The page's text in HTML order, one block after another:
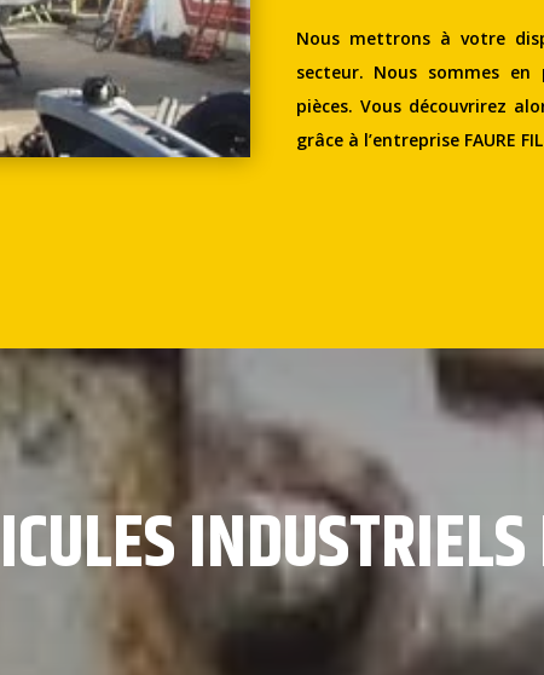
Nous mettrons à votre
secteur. Nous sommes
pièces. Vous découvrirez
grâce à l’entreprise FAURE